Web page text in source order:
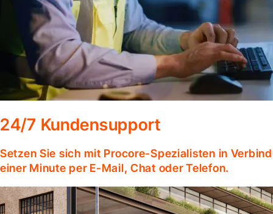
24/7 Kundensupport
Setzen Sie sich mit Procore-Spezialisten in
einer Minute per E-Mail, Chat oder Telefon.